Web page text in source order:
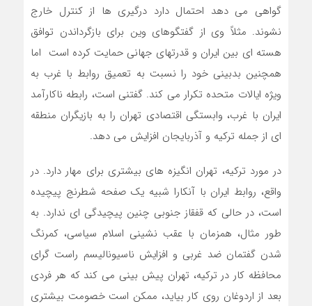
گواهی می دهد احتمال دارد درگیری ها از کنترل خارج
نشوند. مثلاً وی از گفتگوهای وین برای بازگرداندن توافق
هسته ای بین ایران و قدرتهای جهانی حمایت کرده است اما
همچنین بدبینی خود را نسبت به تعمیق روابط با غرب به
ویژه ایالات متحده تکرار می کند. گفتنی است، رابطه ناکارآمد
ایران با غرب، وابستگی اقتصادی تهران را به بازیگران منطقه
ای از جمله ترکیه و آذربایجان افزایش می دهد.
در مورد ترکیه، تهران انگیزه های بیشتری برای مهار دارد. در
واقع، روابط ایران با آنکارا شبیه یک صفحه شطرنج پیچیده
است، در حالی که قفقاز جنوبی چنین پیچیدگی ای ندارد. به
طور مثال، همزمان با عقب نشینی اسلام سیاسی، کمرنگ
شدن گفتمان ضد غربی و افزایش ناسیونالیسم راست گرای
محافظه کار در ترکیه، تهران پیش بینی می کند که هر فردی
بعد از اردوغان روی کار بیاید، ممکن است خصومت بیشتری